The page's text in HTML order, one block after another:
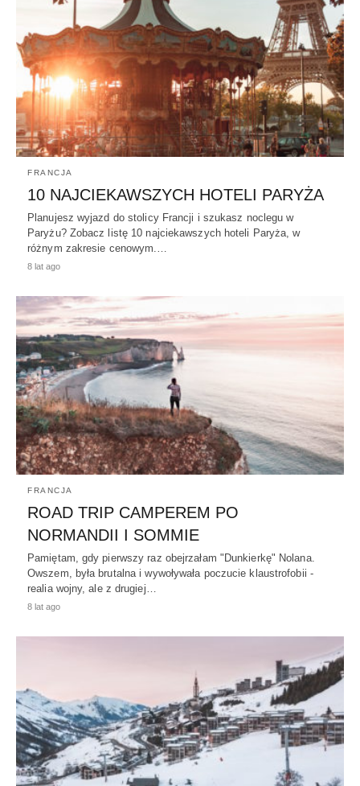
FRANCJA
10 NAJCIEKAWSZYCH HOTELI PARYŻA
Planujesz wyjazd do stolicy Francji i szukasz noclegu w
Paryżu? Zobacz listę 10 najciekawszych hoteli Paryża, w
różnym zakresie cenowym.…
8 lat ago
FRANCJA
ROAD TRIP CAMPEREM PO
NORMANDII I SOMMIE
Pamiętam, gdy pierwszy raz obejrzałam "Dunkierkę" Nolana.
Owszem, była brutalna i wywoływała poczucie klaustrofobii -
realia wojny, ale z drugiej…
8 lat ago